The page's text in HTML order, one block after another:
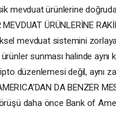
mevduat ürünlerine
ÜRÜNLERİNE
mevduat sistemini
sunması halinde
düzenlemesi değil, aynı
DA BENZER
daha önce Bank of